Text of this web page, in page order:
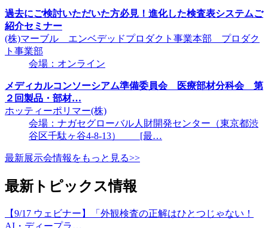
過去にご検討いただいた方必見！進化した検査表システムご
紹介セミナー
(株)マーブル エンベデッドプロダクト事業本部 プロダク
ト事業部
会場：オンライン
メディカルコンソーシアム準備委員会 医療部材分科会 第
２回製品・部材…
ホッティーポリマー(株)
会場：ナガセグローバル人財開発センター（東京都渋
谷区千駄ヶ谷4-8-13） [最…
最新展示会情報をもっと見る>>
最新トピックス情報
【9/17 ウェビナー】「外観検査の正解はひとつじゃない！